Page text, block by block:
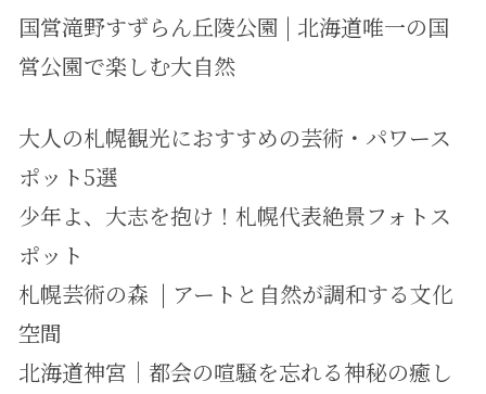
国営滝野すずらん丘陵公園 | 北海道唯一の国
営公園で楽しむ大自然
大人の札幌観光におすすめの芸術・パワース
ポット5選
少年よ、大志を抱け！札幌代表絶景フォトス
ポット
札幌芸術の森 | アートと自然が調和する文化
空間
北海道神宮｜都会の喧騒を忘れる神秘の癒し